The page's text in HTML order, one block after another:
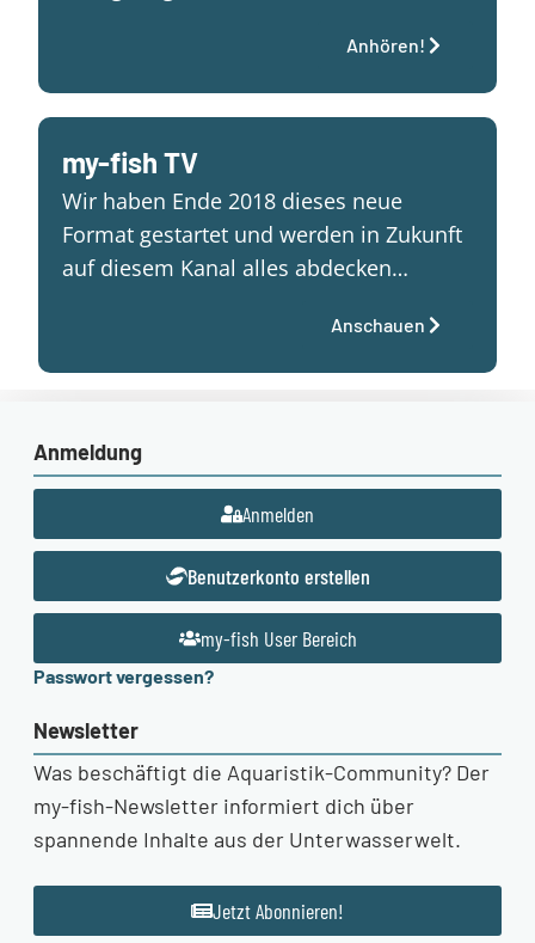
Anhören!
my-fish TV
Wir haben Ende 2018 dieses neue
Format gestartet und werden in Zukunft
auf diesem Kanal alles abdecken…
Anschauen
Anmeldung
Anmelden
Benutzerkonto erstellen
my-fish User Bereich
Passwort vergessen?
Newsletter
Was beschäftigt die Aquaristik-Community? Der
my-fish-Newsletter informiert dich über
spannende Inhalte aus der Unterwasserwelt.
Jetzt Abonnieren!